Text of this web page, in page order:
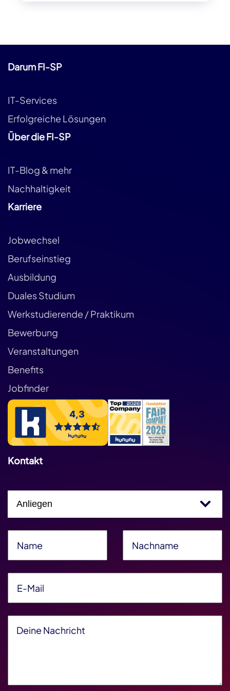
Darum FI-SP
IT-Services
Erfolgreiche Lösungen
Über die FI-SP
IT-Blog & mehr
Nachhaltigkeit
Karriere
Jobwechsel
Berufseinstieg
Ausbildung
Duales Studium
Werkstudierende / Praktikum
Bewerbung
Veranstaltungen
Benefits
Jobfinder
Kontakt